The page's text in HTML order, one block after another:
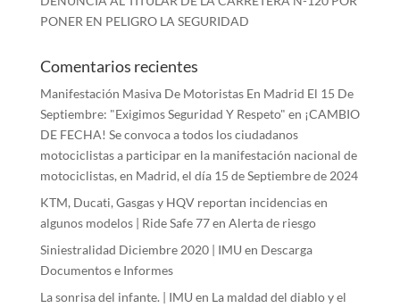
PONER EN PELIGRO LA SEGURIDAD
Comentarios recientes
Manifestación Masiva De Motoristas En Madrid El 15 De
Septiembre: "Exigimos Seguridad Y Respeto" en ¡CAMBIO
DE FECHA! Se convoca a todos los ciudadanos
motociclistas a participar en la manifestación nacional de
motociclistas, en Madrid, el día 15 de Septiembre de 2024
KTM, Ducati, Gasgas y HQV reportan incidencias en
algunos modelos | Ride Safe 77en Alerta de riesgo
Siniestralidad Diciembre 2020 | IMU en Descarga
Documentos e Informes
La sonrisa del infante. | IMU en La maldad del diablo y el